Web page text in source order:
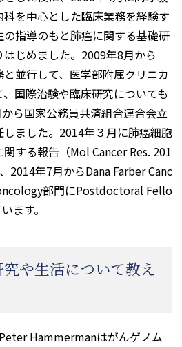
を中心とした臨床業務を経験す
指導のもと肺癌に関する基礎研
じめました。2009年8月から
並行して、医学部附属クリニカ
国際治験や臨床研究についても
ら国家公務員共済組合連合会立
ました。2014年３月に肺癌細胞
する報告（Mol Cancer Res. 201
2014年7月からDana Farber Canc
部門にPostdoctoral Fello
ます。
や生活について教え
Hammermanはがんゲノム